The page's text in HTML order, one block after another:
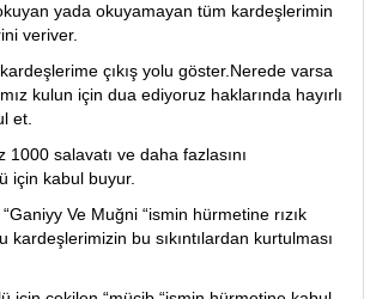
yada okuyamayan tüm kardeşlerimin
veriver.
çıkış yolu göster.Nerede varsa
kulun için dua ediyoruz haklarında hayırlı
et.
salavatı ve daha fazlasını
için kabul buyur.
Ve Muğni “ismin hürmetine rızık
kardeşlerimizin bu sıkıntılardan kurtulması